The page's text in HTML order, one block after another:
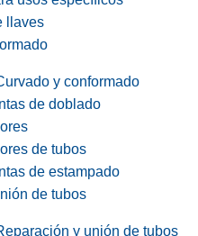
llaves
y conformado
de doblado
de tubos
de estampado
de tubos
y unión de tubos